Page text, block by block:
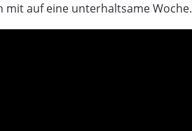
auf eine unterhaltsame Woche.